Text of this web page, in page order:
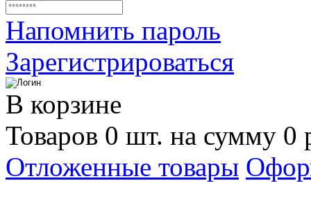
Напомнить пароль
Зарегистрироваться
В корзине
Товаров 0 шт. на сумму 0
Отложенные товары